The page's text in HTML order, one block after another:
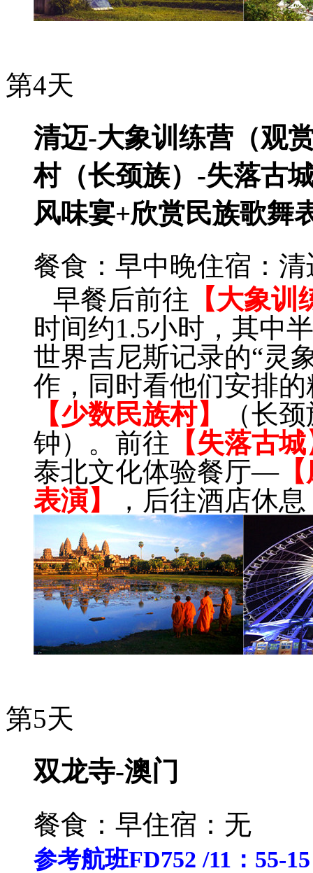
第4天
清迈-大象训练营（观
村（长颈族）-失落古
风味宴+欣赏民族歌舞
餐食：早中晚住宿：
早餐后前往 【大象训
时间约1.5小时，其中
世界吉尼斯记录的“灵
作，同时看他们安排
【少数民族村】
（长
钟）。前往 【失落古
泰北文化体验餐厅—【
表演】
，后往酒店休息
第5天
双龙寺-澳门
餐食：早住宿：无
参考航班FD752 /11：55-